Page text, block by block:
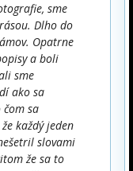
sme
Dlho do
Opatrne
a boli
sme
ako sa
sa
každý jeden
slovami
že sa to